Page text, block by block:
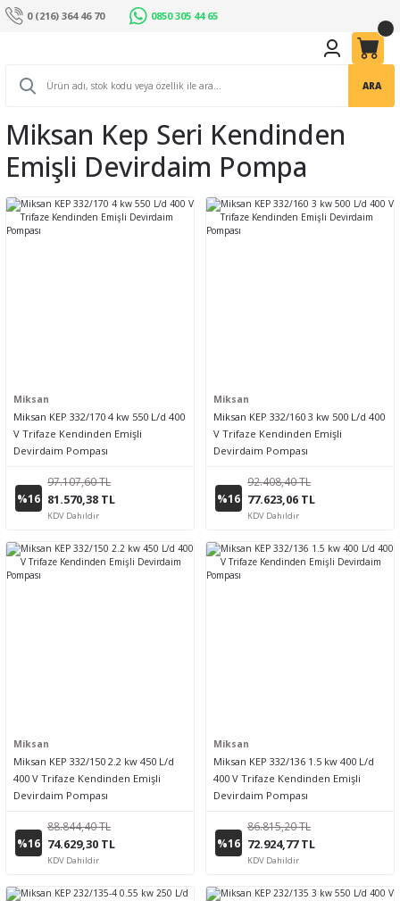
0 (216) 364 46 70 0850 305 44 65
ARA
Miksan Kep Seri Kendinden
Emişli Devirdaim Pompa
Miksan
Miksan KEP 332/170 4 kw 550 L/d 400
V Trifaze Kendinden Emişli
Devirdaim Pompası
%16
97.107,60 TL
81.570,38 TL
KDV Dahildir
Miksan
Miksan KEP 332/160 3 kw 500 L/d 400
V Trifaze Kendinden Emişli
Devirdaim Pompası
%16
92.408,40 TL
77.623,06 TL
KDV Dahildir
Miksan
Miksan KEP 332/150 2.2 kw 450 L/d
400 V Trifaze Kendinden Emişli
Devirdaim Pompası
%16
88.844,40 TL
74.629,30 TL
KDV Dahildir
Miksan
Miksan KEP 332/136 1.5 kw 400 L/d
400 V Trifaze Kendinden Emişli
Devirdaim Pompası
%16
86.815,20 TL
72.924,77 TL
KDV Dahildir